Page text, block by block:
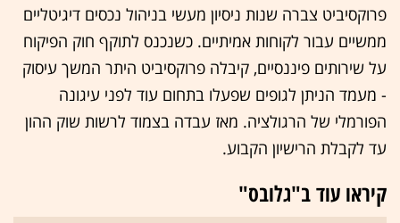
פרוקסיביט צברה שנות ניסיון מעשי בניהול נכסים דיגיטליים
ממשיים עבור לקוחות אמיתיים. כשנכנס לתוקף חוק הפיקוח
על שירותים פיננסיים, קיבלה פרוקסיביט היתר המשך עיסוק
- מעמד הניתן לגופים שפעלו בתחום עוד לפני עיגונה
הפורמלי של הרגולציה. מאז עבדה בצמוד לרשות שוק ההון
עד לקבלת הרישיון הקבוע.
קיראו עוד ב"גלובס"